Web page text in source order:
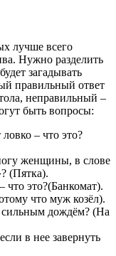
лучше всего
Нужно разделить
загадывать
правильный ответ
неправильный –
быть вопросы:
– что это?
женщины, в слове
(Пятка).
что это?(Банкомат).
что муж козёл).
дождём? (На
в нее завернуть